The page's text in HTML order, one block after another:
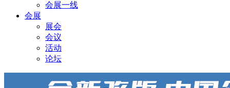
会展一线
会展
展会
会议
活动
论坛